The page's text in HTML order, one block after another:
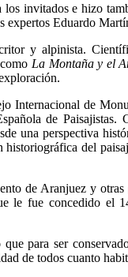
invitados e hizo
Eduardo
y alpinista.
La Montaña y el
Internacional de
de Paisajistas.
una perspectiva
del
de Aranjuez y
fue concedido el
para ser
de todos cuanto